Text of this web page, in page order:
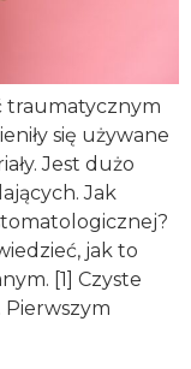
traumatycznym
się używane
Jest dużo
Jak
jak to
[1] Czyste